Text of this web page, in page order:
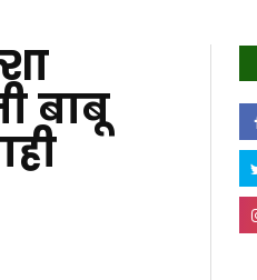
बाबू